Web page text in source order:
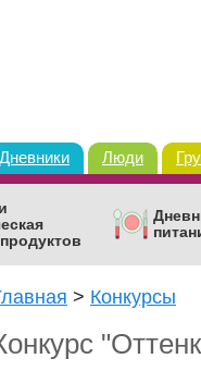
Дневники Люди
> Конкурсы